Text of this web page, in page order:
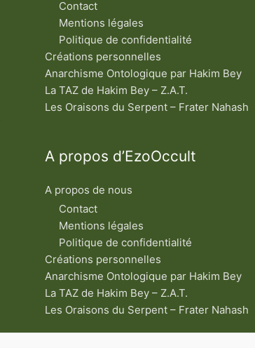
Contact
Mentions légales
Politique de confidentialité
Créations personnelles
Anarchisme Ontologique par Hakim Bey
La TAZ de Hakim Bey – Z.A.T.
Les Oraisons du Serpent – Frater Nahash
A propos d’EzoOccult
A propos de nous
Contact
Mentions légales
Politique de confidentialité
Créations personnelles
Anarchisme Ontologique par Hakim Bey
La TAZ de Hakim Bey – Z.A.T.
Les Oraisons du Serpent – Frater Nahash